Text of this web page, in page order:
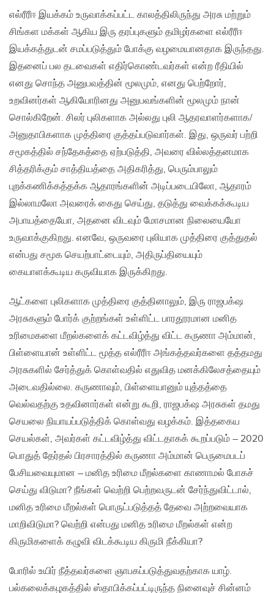
எல்ரீரீஈ இயக்கம் உருவாக்கப்பட்ட காலத்திலிருந்து அரசு மற்றும்
சிங்கள மக்கள் ஆகிய இரு தரப்புகளும் தமிழர்களை எல்ரீரீஈ
இயக்கத்துடன் சமப்படுத்தும் போக்கு வழமையானதாக இருந்தது.
இதனைப் பல தடவைகள் எதிர்கொண்டவர்கள் என்ற ரீதியில்
எனது சொந்த அனுபவத்தின் மூலமும், எனது பெற்றோர்,
உறவினர்கள் ஆகியோரினது அனுபவங்களின் மூலமும் நான்
சொல்கிறேன். சிலர் புலிகளாக அல்லது புலி ஆதரவாளர்களாக/
அனுதாபிகளாக முத்திரை குத்தப்படுவார்கள். இது, ஒருவர் பற்றி
சமூகத்தில் சந்தேகத்தை ஏற்படுத்தி, அவரை வில்லத்தனமாக
சித்தரிக்கும் சாத்தியத்தை அதிகரித்து, பெரும்பாலும்
புறக்கணிக்கத்தக்க ஆதாரங்களின் அடிப்படையிலோ, ஆதாரம்
இல்லாமலோ அவரைக் கைது செய்து, தடுத்து வைக்கக்கூடிய
அபாயத்தையோ, அதனை விடவும் மோசமான நிலையையோ
உருவாக்குகிறது. எனவே, ஒருவரை புலியாக முத்திரை குத்துதல்
என்பது சமூக செயற்பாட்டையும், அதிருப்தியையும்
கையாளக்கூடிய கருவியாக இருக்கிறது.
ஆட்களை புலிகளாக முத்திரை குத்தினாலும், இரு ராஜபக்‌ஷ
அரசுகளும் போர்க் குற்றங்கள் உள்ளிட்ட பாரதூரமான மனித
உரிமைகளை மீறல்களைக் கட்டவிழ்த்து விட்ட கருணா அம்மான்,
பிள்ளையான் உள்ளிட்ட மூத்த எல்ரீரீஈ அங்கத்தவர்களை தத்தமது
அரசுகளில் சேர்த்துக் கொள்வதில் எதுவித மனக்கிலேசத்தையும்
அடைவதில்லை. கருணாவும், பிள்ளையானும் யுத்தத்தை
வெல்வதற்கு உதவினார்கள் என்று கூறி, ராஜபக்‌ஷ அரசுகள் தமது
செயலை நியாயப்படுத்திக் கொள்வது வழக்கம். இத்தகைய
செயல்கள், அவர்கள் கட்டவிழ்த்து விட்டதாகக் கூறப்படும் – 2020
பொதுத் தேர்தல் பிரசாரத்தில் கருணா அம்மான் பெருமைபடப்
பேசியவையுமான – மனித உரிமை மீறல்களை காணாமல் போகச்
செய்து விடுமா? நீங்கள் வெற்றி பெற்றவருடன் சேர்ந்துவிட்டால்,
மனித உரிமை மீறல்கள் பொருட்படுத்தத் தேவை அற்றவையாக
மாறிவிடுமா? வெற்றி என்பது மனித உரிமை மீறல்கள் என்ற
கிருமிகளைக் கழுவி விடக்கூடிய கிருமி நீக்கியா?
போரில் உயிர் நீத்தவர்களை ஞாபகப்படுத்துவதற்காக யாழ்.
பல்கலைக்கழகத்தில் ஸ்தாபிக்கப்பட்டிருந்த நினைவுச் சின்னம்